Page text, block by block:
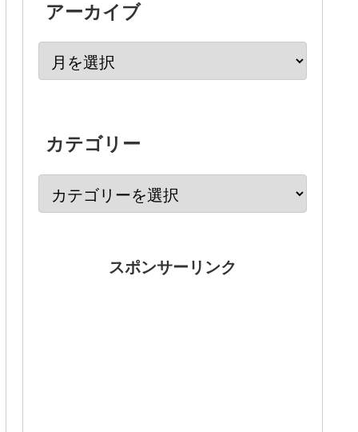
アーカイブ
カテゴリー
スポンサーリンク